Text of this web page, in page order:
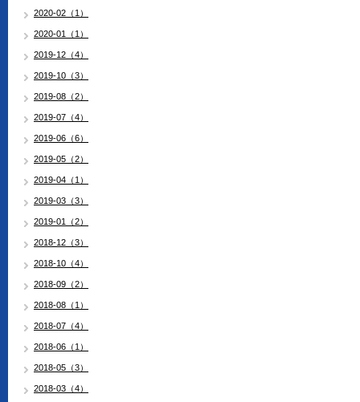
2020-02（1）
2020-01（1）
2019-12（4）
2019-10（3）
2019-08（2）
2019-07（4）
2019-06（6）
2019-05（2）
2019-04（1）
2019-03（3）
2019-01（2）
2018-12（3）
2018-10（4）
2018-09（2）
2018-08（1）
2018-07（4）
2018-06（1）
2018-05（3）
2018-03（4）